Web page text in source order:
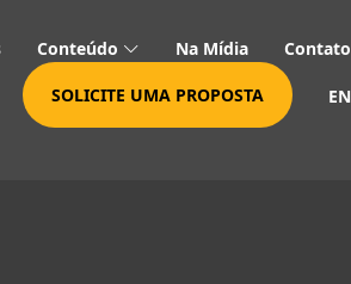
Conteúdo Na Mídia Contato
SOLICITE UMA PROPOSTA EN